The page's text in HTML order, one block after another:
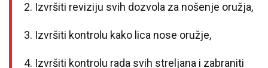
2. Izvršiti reviziju svih dozvola za nošenje oružja,
3. Izvršiti kontrolu kako lica nose oružje,
4. Izvršiti kontrolu rada svih streljana i zabraniti